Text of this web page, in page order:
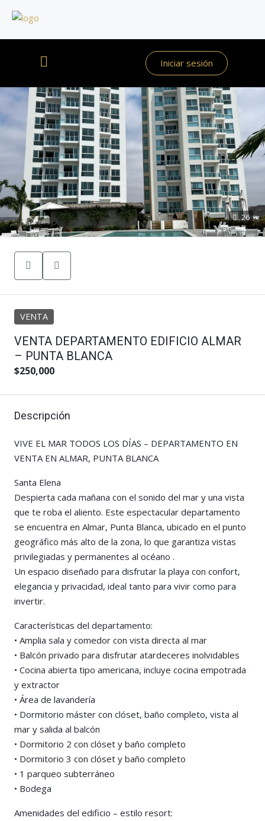
Iniciar sesión
26
VENTA
VENTA DEPARTAMENTO EDIFICIO ALMAR
– PUNTA BLANCA
$250,000
Descripción
VIVE EL MAR TODOS LOS DÍAS – DEPARTAMENTO EN
VENTA EN ALMAR, PUNTA BLANCA
Santa Elena
Despierta cada mañana con el sonido del mar y una vista
que te roba el aliento. Este espectacular departamento
se encuentra en Almar, Punta Blanca, ubicado en el punto
geográfico más alto de la zona, lo que garantiza vistas
privilegiadas y permanentes al océano .
Un espacio diseñado para disfrutar la playa con confort,
elegancia y privacidad, ideal tanto para vivir como para
invertir.
Características del departamento:
• Amplia sala y comedor con vista directa al mar
• Balcón privado para disfrutar atardeceres inolvidables
• Cocina abierta tipo americana, incluye cocina empotrada
y extractor
• Área de lavandería
• Dormitorio máster con clóset, baño completo, vista al
mar y salida al balcón
• Dormitorio 2 con clóset y baño completo
• Dormitorio 3 con clóset y baño completo
• 1 parqueo subterráneo
• Bodega
Amenidades del edificio – estilo resort: